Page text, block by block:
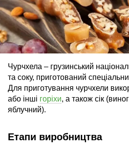
Чурчхела – грузинський
та соку, приготований
Для приготування чурчхели
або інші горіхи, а також сік
яблучний).
Етапи виробництва